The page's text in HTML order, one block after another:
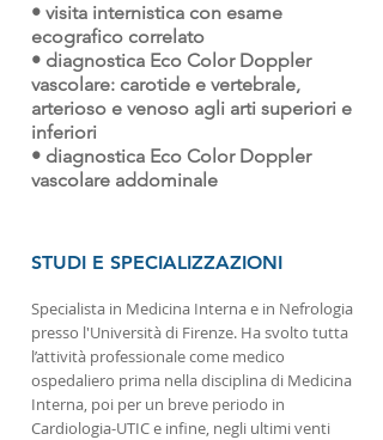
• visita internistica con esame
ecografico correlato
• diagnostica Eco Color Doppler
vascolare: carotide e vertebrale,
arterioso e venoso agli arti superiori e
inferiori
• diagnostica Eco Color Doppler
vascolare addominale
STUDI E SPECIALIZZAZIONI
Specialista in Medicina Interna e in Nefrologia
presso l'Università di Firenze. Ha svolto tutta
l’attività professionale come medico
ospedaliero prima nella disciplina di Medicina
Interna, poi per un breve periodo in
Cardiologia-UTIC e infine, negli ultimi venti